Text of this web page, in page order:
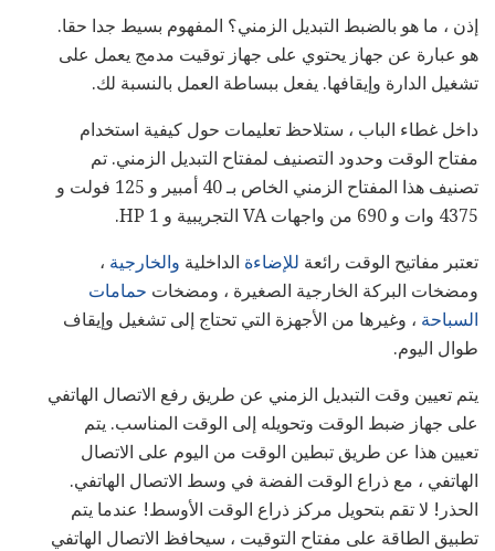
إذن ، ما هو بالضبط التبديل الزمني؟ المفهوم بسيط جدا حقا.
هو عبارة عن جهاز يحتوي على جهاز توقيت مدمج يعمل على
تشغيل الدارة وإيقافها. يفعل ببساطة العمل بالنسبة لك.
داخل غطاء الباب ، ستلاحظ تعليمات حول كيفية استخدام
مفتاح الوقت وحدود التصنيف لمفتاح التبديل الزمني. تم
تصنيف هذا المفتاح الزمني الخاص بـ 40 أمبير و 125 فولت و
4375 وات و 690 من واجهات VA التجريبية و 1 HP.
تعتبر مفاتيح الوقت رائعة للإضاءة الداخلية والخارجية ،
ومضخات البركة الخارجية الصغيرة ، ومضخات حمامات
السباحة ، وغيرها من الأجهزة التي تحتاج إلى تشغيل وإيقاف
طوال اليوم.
يتم تعيين وقت التبديل الزمني عن طريق رفع الاتصال الهاتفي
على جهاز ضبط الوقت وتحويله إلى الوقت المناسب. يتم
تعيين هذا عن طريق تبطين الوقت من اليوم على الاتصال
الهاتفي ، مع ذراع الوقت الفضة في وسط الاتصال الهاتفي.
الحذر! لا تقم بتحويل مركز ذراع الوقت الأوسط! عندما يتم
تطبيق الطاقة على مفتاح التوقيت ، سيحافظ الاتصال الهاتفي